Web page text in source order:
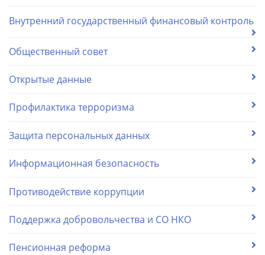
Внутренний государственный финансовый контроль
Общественный совет
Открытые данные
Профилактика терроризма
Защита персональных данных
Информационная безопасность
Противодействие коррупции
Поддержка добровольчества и СО НКО
Пенсионная реформа